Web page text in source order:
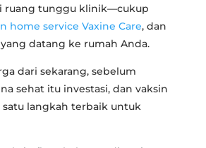
ruang tunggu klinik—cukup
home service Vaxine Care, dan
datang ke rumah Anda.
dari sekarang, sebelum
sehat itu investasi, dan vaksin
satu langkah terbaik untuk